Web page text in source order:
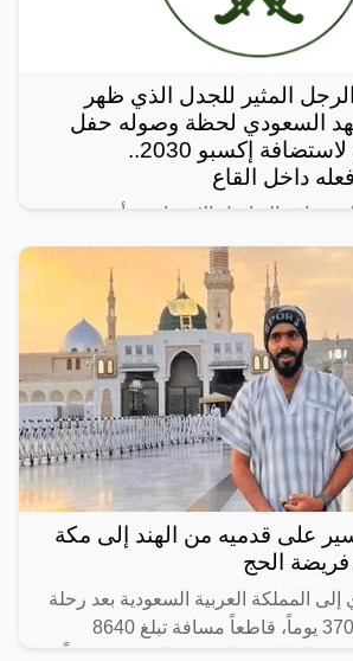
المثير للجدل الذي ظهر
السعودي لحظة وصوله حفل
ترشح الرياض لاستضافة إكسبو 2030..
داخل القاع
مواقع التواصل الإجتماعي، أحدث
ذو النظرات الحادة الذي يقف دوماً
السعودي الأمير محمد بن سلمان
على قدميه من الهند إلى مكة
فريضة الحج
المملكة العربية السعودية بعد رحلة
طويلة استمرت 370 يوماً، قاطعاً مسافة تبلغ 8640